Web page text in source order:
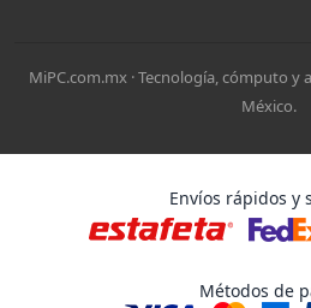
MiPC.com.mx · Tecnología, cómputo y
México.
Envíos rápidos y
Métodos de